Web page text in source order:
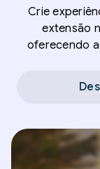
Crie
extensão
oferecendo